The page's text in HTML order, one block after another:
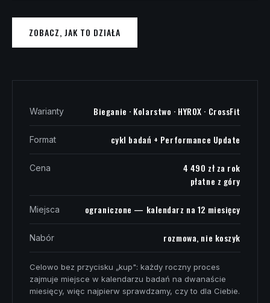
ZOBACZ, JAK TO DZIAŁA
Warianty Bieganie · Kolarstwo · HYROX · CrossFit
Format cykl badań + Performance Update
Cena
4 490 zł za rok
płatne z góry
Miejsca ograniczone — kalendarz na 12 miesięcy
Nabór rozmowa, nie koszyk
Celowo bez przycisku „kup": każdy roczny proces
zajmuje miejsce w kalendarzu badań na dwanaście
miesięcy, więc najpierw sprawdzamy, czy to dla Ciebie.